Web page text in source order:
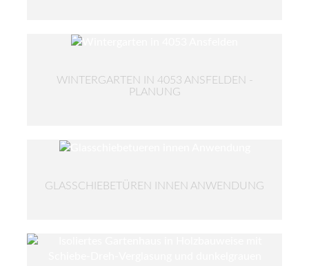
WINTERGARTEN IN 4053 ANSFELDEN -
PLANUNG
GLASSCHIEBETÜREN INNEN ANWENDUNG